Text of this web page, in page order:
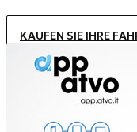
KAUFEN SIE IHRE